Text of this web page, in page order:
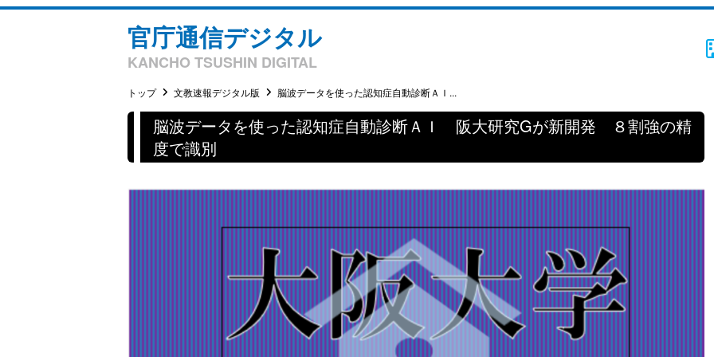
官庁通信デジタル
KANCHO TSUSHIN DIGITAL
トップ 文教速報デジタル版 脳波データを使った認知症自動診断ＡＩ...
脳波データを使った認知症自動診断ＡＩ 阪大研究Gが新開発 ８割強の精
度で識別